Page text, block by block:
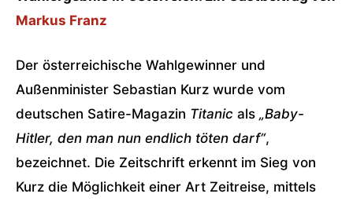
Markus Franz
Der österreichische Wahlgewinner und
Außenminister Sebastian Kurz wurde vom
deutschen Satire-Magazin Titanic als „Baby-
Hitler, den man nun endlich töten darf“,
bezeichnet. Die Zeitschrift erkennt im Sieg von
Kurz die Möglichkeit einer Art Zeitreise, mittels